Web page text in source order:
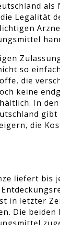
Legalität
so
die
keine
In
die
liefert bis
in letzter
Die beiden